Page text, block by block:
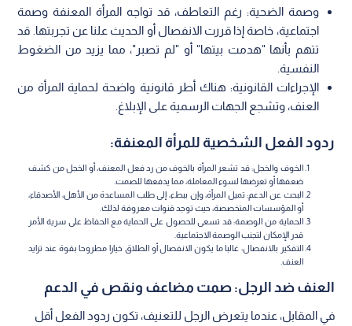
وصمة الضحية: رغم التعاطف، قد تواجه المرأة المعنفة وصمة
اجتماعية، خاصة إذا قررت الانفصال أو الحديث علنا عن تجربتها. قد
تتهم بأنها "هدمت بيتها" أو "لم تصبر"، مما يزيد من الضغوط
النفسية.
الإجراءات القانونية: هناك أطر قانونية واضحة لحماية المرأة من
العنف، وتشجع الجهات الرسمية على الإبلاغ.
ردود الفعل الشخصية للمرأة المعنفة:
الخوف والخجل: قد تشعر المرأة بالخوف من رد فعل المعنف، أو الخجل من كشف
ضعفها أو تعرضها لسوء المعاملة، مما يدفعها للصمت.
البحث عن الدعم: تميل المرأة، وإن ببطء، إلى طلب المساعدة من الأهل، الأصدقاء،
أو المؤسسات المتخصصة، حيث توجد قنوات معروفة لذلك.
الحماية من الوصمة: قد تسعى للحصول على الحماية مع الحفاظ على سرية الأمر
قدر الإمكان لتجنب الوصمة الاجتماعية.
التفكير بالانفصال: غالبا ما يكون الانفصال أو الطلاق خيارا مطروحا بقوة عند تزايد
العنف.
العنف ضد الرجل: صمت مضاعف ونقص في الدعم
في المقابل، عندما يتعرض الرجل للتعنيف، تكون ردود الفعل أقل